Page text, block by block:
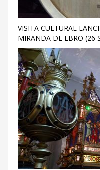
VISITA CULTURAL
MIRANDA DE EBRO (26